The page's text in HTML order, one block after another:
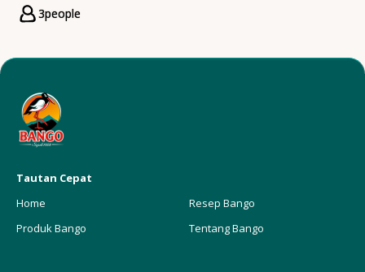
Servings
3people
Tautan Cepat
Home
Produk Bango
Resep Bango
Tentang Bango